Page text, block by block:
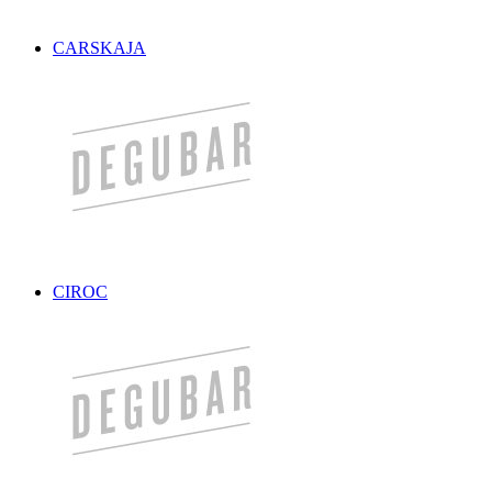
CARSKAJA
CIROC